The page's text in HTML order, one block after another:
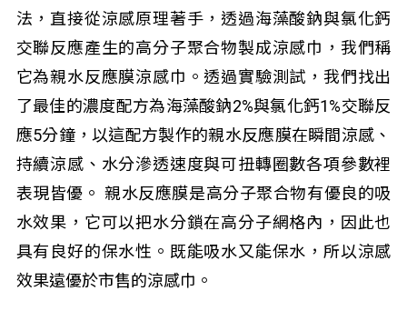
法，直接從涼感原理著手，透過海藻酸鈉與氯化鈣
交聯反應產生的高分子聚合物製成涼感巾，我們稱
它為親水反應膜涼感巾。透過實驗測試，我們找出
了最佳的濃度配方為海藻酸鈉2%與氯化鈣1%交聯反
應5分鐘，以這配方製作的親水反應膜在瞬間涼感、
持續涼感、水分滲透速度與可扭轉圈數各項參數裡
表現皆優。 親水反應膜是高分子聚合物有優良的吸
水效果，它可以把水分鎖在高分子網格內，因此也
具有良好的保水性。既能吸水又能保水，所以涼感
效果遠優於市售的涼感巾。